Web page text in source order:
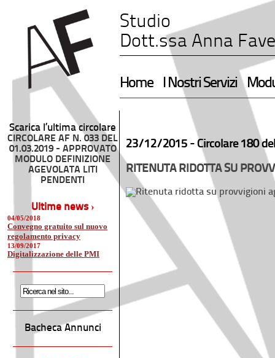
Studio
Dott.ssa Anna
Home I Nostri Servizi
Scarica l’ultima circolare
CIRCOLARE AF N. 033 DEL
01.03.2019 - APPROVATO
MODULO DEFINIZIONE
AGEVOLATA LITI
PENDENTI
Ultime news ›
04/05/2018
Convegno gratuito sul nuovo
regolamento privacy
13/09/2017
Digitalizzazione delle PMI
Bacheca Annunci
23/12/2015 - Circolare 180
RITENUTA RIDOTTA SU